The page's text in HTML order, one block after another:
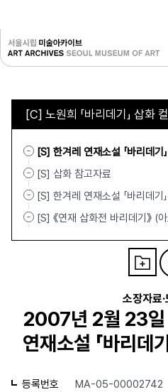
[C] 노원희 「바리데기」 삽화
[S] 한겨레 연재소설 「바리데기
[S] 삽화 참고자료
[S] 한겨레 연재소설 「바리데기
[S] 《연재 삽화전 바리데기》 (
소장자료
2007년 2월 23일
연재소설 「바리데
등록번호 MA-05-00002742